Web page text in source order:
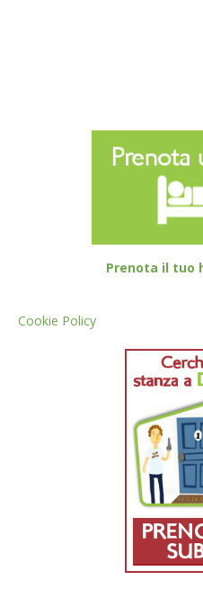
Prenota il tuo
Cookie Policy